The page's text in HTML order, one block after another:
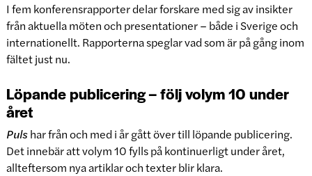
I fem konferensrapporter delar forskare med sig av insikter
från aktuella möten och presentationer – både i Sverige och
internationellt. Rapporterna speglar vad som är på gång inom
fältet just nu.
Löpande publicering – följ volym 10 under
året
Pulshar från och med i år gått över till löpande publicering.
Det innebär att volym 10 fylls på kontinuerligt under året,
allteftersom nya artiklar och texter blir klara.